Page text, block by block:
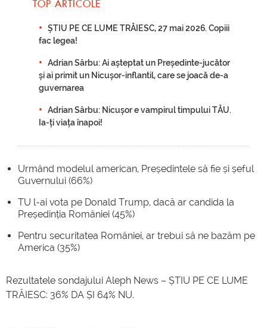
TOP ARTICOLE
ȘTIU PE CE LUME TRĂIESC, 27 mai 2026. Copiii
fac legea!
Adrian Sârbu: Ai așteptat un Președinte-jucător
și ai primit un Nicușor-inflantil, care se joacă de-a
guvernarea
Adrian Sârbu: Nicușor e vampirul timpului TĂU.
Ia-ți viața înapoi!
Urmând modelul american, Președintele să fie și șeful
Guvernului (66%)
TU l-ai vota pe Donald Trump, dacă ar candida la
Președinția României (45%)
Pentru securitatea României, ar trebui să ne bazăm pe
America (35%)
Rezultatele sondajului Aleph News – ȘTIU PE CE LUME
TRĂIESC: 36% DA ȘI 64% NU.